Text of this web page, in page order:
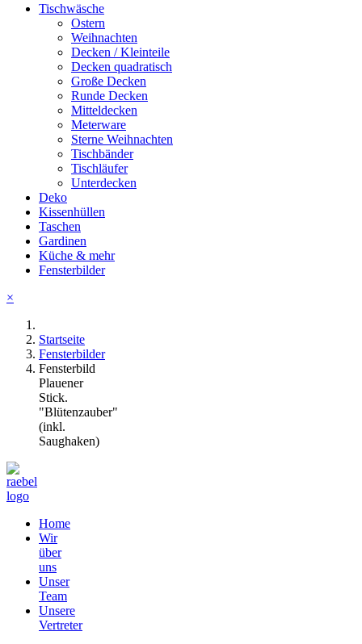
Tischwäsche
Ostern
Weihnachten
Decken / Kleinteile
Decken quadratisch
Große Decken
Runde Decken
Mitteldecken
Meterware
Sterne Weihnachten
Tischbänder
Tischläufer
Unterdecken
Deko
Kissenhüllen
Taschen
Gardinen
Küche & mehr
Fensterbilder
×
Startseite
Fensterbilder
Fensterbild
Plauener
Stick.
"Blütenzauber"
(inkl.
Saughaken)
Home
Wir
über
uns
Unser
Team
Unsere
Vertreter